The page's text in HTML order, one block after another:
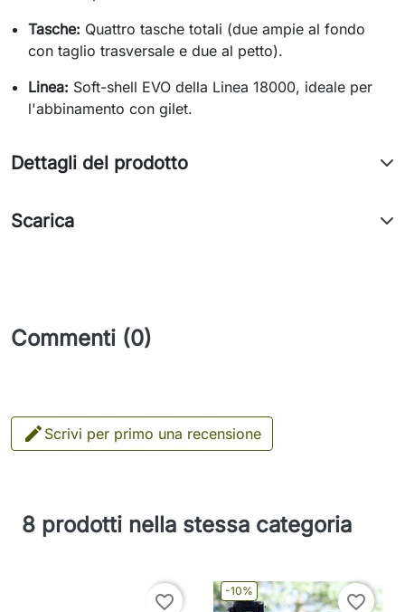
Tasche: Quattro tasche totali (due ampie al fondo
con taglio trasversale e due al petto).
Linea: Soft-shell EVO della Linea 18000, ideale per
l'abbinamento con gilet.
Dettagli del prodotto
Scarica
Commenti (0)
 Scrivi per primo una recensione
8 prodotti nella stessa categoria
favorite_border
-10%
favorite_border